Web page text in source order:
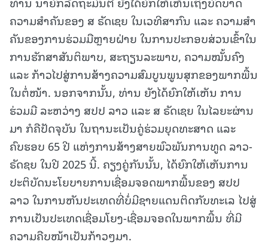
ຄວາມສໍາຄັນຂອງ ສ ຣັດເຊຍ ໃນເວທີສາກົນ ແລະ ຄວາມສໍາ
ຄັນຂອງການຮ່ວມມືຫຼາຍຝ່າຍ ໃນການປະກອບສ່ວນເຂົ້າໃນ
ການຮັກສາສັນຕິພາບ, ສະຖຽນລະພາບ, ຄວາມໝັ້ນຄົງ
ແລະ ກ້າວໄປສູ່ການສ້າງຄວາມສົມບູນພູນສຸກຂອງພາກພື້ນ
ໃນຕໍ່ໜ້າ. ນອກຈາກນັ້ນ, ທ່ານ ຍັງໄດ້ຍົກໃຫ້ເຫັນ ການ
ຮ່ວມມື ລະຫວ່າງ ສປປ ລາວ ແລະ ສ ຣັດເຊຍ ໃນໄລຍະຜ່ານ
ມາ ກໍຄືປັດຈຸບັນ ໃນຖານະເປັນຄູ່ຮ່ວມຍຸດທະສາດ ແລະ
ຄົບຮອບ 65 ປີ ແຫ່ງການສ້າງສາຍພົວພັນການທູດ ລາວ-
ຣັດຊຍ ໃນປີ 2025 ນີ້. ຄຽງຄູ່ກັນນັ້ນ, ໄດ້ຍົກໃຫ້ເຫັນການ
ປະຕິບັດນະໂຍບາຍການເຊື່ອມຈອດພາກພື້ນຂອງ ສປປ
ລາວ ໃນການຫັນປະເທດທີ່ບໍ່ມີຊາຍແດນຕິດກັບທະເລ ໄປສູ່
ການເປັນປະເທດເຊື່ອມໂຍງ-ເຊື່ອມຈອດໃນພາກພື້ນ ທີ່ມີ
ຄວາມຄືບໜ້າເປັນກ້າວໆມາ.